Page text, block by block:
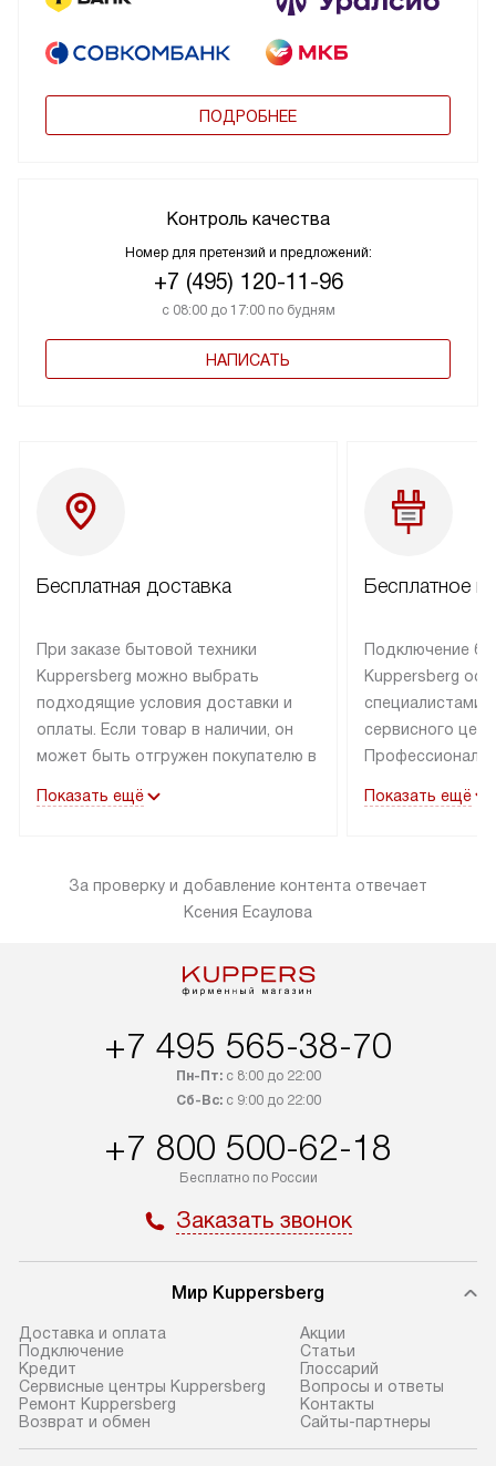
ПОДРОБНЕЕ
Контроль качества
Номер для претензий и предложений:
+7 (495) 120-11-96
с 08:00 до 17:00 по будням
НАПИСАТЬ
Бесплатная доставка
При заказе бытовой техники
Kuppersberg можно выбрать
подходящие условия доставки и
оплаты. Если товар в наличии, он
может быть отгружен покупателю в
специальным лейблом
оплачивается дополнительно.
Возможна доставка товаров по
Показать ещё
Бесплатное
Подключение
Kuppersberg
специалистами
сервисного
эксплуатации
подключается
Показать ещё
За проверку и добавление контента отвечает
Ксения Есаулова
+7 495 565-38-70
Пн-Пт:с 8:00 до 22:00
Сб-Вс:с 9:00 до 22:00
+7 800 500-62-18
Бесплатно по России
Заказать звонок
Мир Kuppersberg
Доставка и оплата
Подключение
Кредит
Сервисные центры Kuppersberg
Ремонт Kuppersberg
Возврат и обмен
Акции
Cтатьи
Глоссарий
Вопросы и ответы
Контакты
Сайты-партнеры